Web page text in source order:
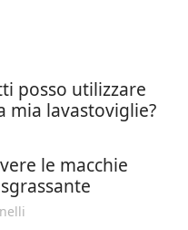
posso utilizzare
mia lavastoviglie?
le macchie